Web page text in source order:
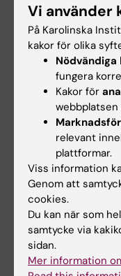
anger också
och
instruktion
Studenten
liggande på
Vid
ska
Studenten
legitimation.
Om en
legitimation,
Vi använder
På Karolinska
kakor för olika
Nödvändiga
fungera
Kakor för
webbplatsen
relevant
plattformar.
Viss information
Genom att
cookies.
Du kan när som
samtycke via
sidan.
Mer information